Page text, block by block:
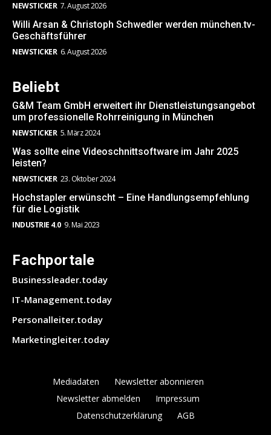
NEWSTICKER 7. August 2026
Willi Arsan & Christoph Schwedler werden münchen.tv-
Geschäftsführer
NEWSTICKER 6. August 2026
Beliebt
G&M Team GmbH erweitert ihr Dienstleistungsangebot
um professionelle Rohrreinigung in München
NEWSTICKER 5. März 2024
Was sollte eine Videoschnittsoftware im Jahr 2025
leisten?
NEWSTICKER 23. Oktober 2024
Hochstapler erwünscht – Eine Handlungsempfehlung
für die Logistik
INDUSTRIE 4.0 9. Mai 2023
Fachportale
Businessleader.today
IT-Management.today
Personalleiter.today
Marketingleiter.today
Mediadaten
Newsletter abonnieren
Newsletter abmelden
Impressum
Datenschutzerklärung
AGB